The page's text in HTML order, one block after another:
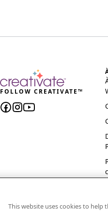
FOLLOW CREATIVATE™
This website uses cookies to help